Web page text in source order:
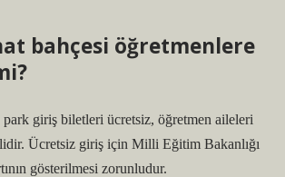
bahçesi öğretmenlere
giriş biletleri ücretsiz, öğretmen aileleri
Ücretsiz giriş için Milli Eğitim Bakanlığı
gösterilmesi zorunludur.